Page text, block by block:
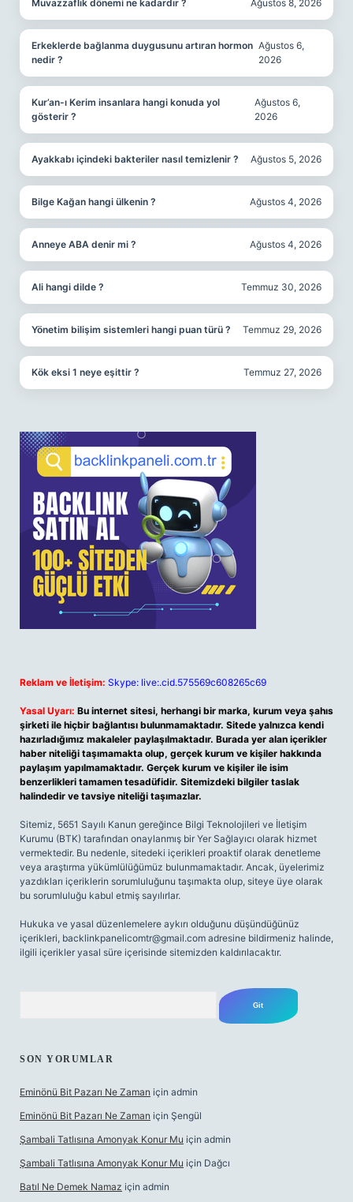
Muvazzaflık dönemi ne kadardır ? Ağustos 8, 2026
Erkeklerde bağlanma duygusunu artıran hormon
nedir ?
Ağustos 6,
2026
Kur’an-ı Kerim insanlara hangi konuda yol
gösterir ?
Ağustos 6,
2026
Ayakkabı içindeki bakteriler nasıl temizlenir ? Ağustos 5, 2026
Bilge Kağan hangi ülkenin ? Ağustos 4, 2026
Anneye ABA denir mi ? Ağustos 4, 2026
Ali hangi dilde ? Temmuz 30, 2026
Yönetim bilişim sistemleri hangi puan türü ? Temmuz 29, 2026
Kök eksi 1 neye eşittir ? Temmuz 27, 2026
Reklam ve İletişim: Skype: live:.cid.575569c608265c69
Yasal Uyarı: Bu internet sitesi, herhangi bir marka, kurum veya şahıs
şirketi ile hiçbir bağlantısı bulunmamaktadır. Sitede yalnızca kendi
hazırladığımız makaleler paylaşılmaktadır. Burada yer alan içerikler
haber niteliği taşımamakta olup, gerçek kurum ve kişiler hakkında
paylaşım yapılmamaktadır. Gerçek kurum ve kişiler ile isim
benzerlikleri tamamen tesadüfidir. Sitemizdeki bilgiler taslak
halindedir ve tavsiye niteliği taşımazlar.
Sitemiz, 5651 Sayılı Kanun gereğince Bilgi Teknolojileri ve İletişim
Kurumu (BTK) tarafından onaylanmış bir Yer Sağlayıcı olarak hizmet
vermektedir. Bu nedenle, sitedeki içerikleri proaktif olarak denetleme
veya araştırma yükümlülüğümüz bulunmamaktadır. Ancak, üyelerimiz
yazdıkları içeriklerin sorumluluğunu taşımakta olup, siteye üye olarak
bu sorumluluğu kabul etmiş sayılırlar.
Hukuka ve yasal düzenlemelere aykırı olduğunu düşündüğünüz
içerikleri, backlinkpanelicomtr@gmail.com adresine bildirmeniz halinde,
ilgili içerikler yasal süre içerisinde sitemizden kaldırılacaktır.
SON YORUMLAR
Eminönü Bit Pazarı Ne Zaman için admin
Eminönü Bit Pazarı Ne Zaman için Şengül
Şambali Tatlısına Amonyak Konur Mu için admin
Şambali Tatlısına Amonyak Konur Mu için Dağcı
Batıl Ne Demek Namaz için admin